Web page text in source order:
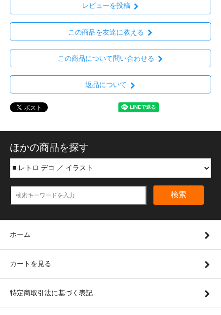
レビューを投稿
この商品を友達に教える
この商品について問い合わせる
返品について
ほかの商品を探す
検索
ホーム
カートを見る
特定商取引法に基づく表記